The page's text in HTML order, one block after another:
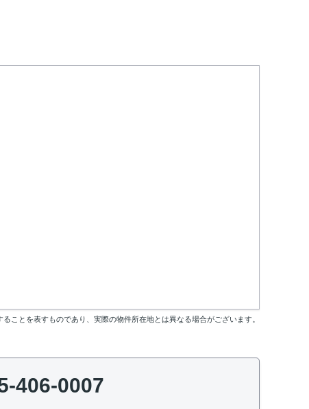
ことを表すものであり、実際の物件所在地とは異なる場合がございます。
406-0007